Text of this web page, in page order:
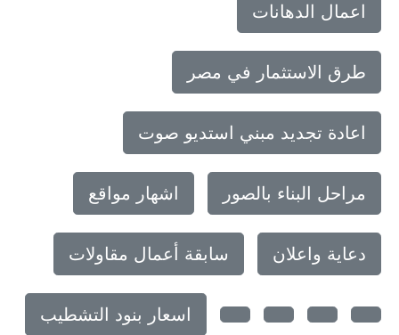
اعمال الدهانات
طرق الاستثمار في مصر
اعادة تجديد مبني استديو صوت
مراحل البناء بالصور اشهار مواقع
دعاية واعلان سابقة أعمال مقاولات
اسعار بنود التشطيب